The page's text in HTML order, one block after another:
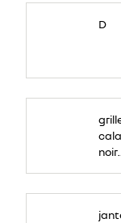
D
noir